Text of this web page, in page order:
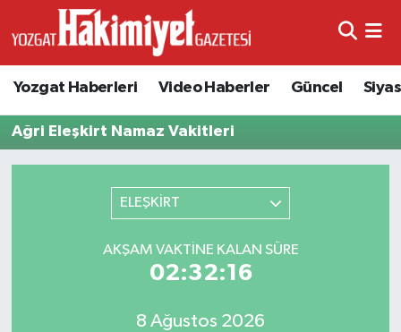
Yozgat Haberleri Video Haberler Güncel
Ağri Eleşkirt Namaz Vakitleri
ELEŞKİRT
AKŞAM VAKTINE KALAN SÜRE
02:32:16
8 Ağustos 2026